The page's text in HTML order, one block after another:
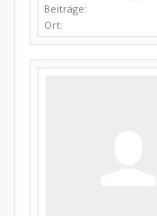
Beiträge:
Ort: